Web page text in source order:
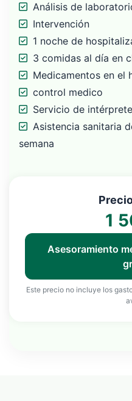
Análisis de
Intervención
1 noche de
3 comidas al día en
Medicamentos en el
control medico
Servicio de
Asistencia sanitaria
semana
1
Asesoramiento
Este precio no incluye los